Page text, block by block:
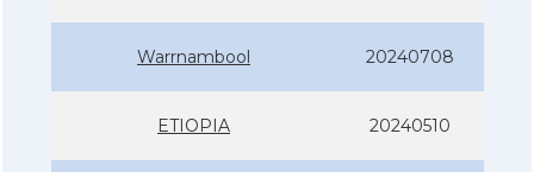
Warrnambool 20240708
ETIOPIA 20240510